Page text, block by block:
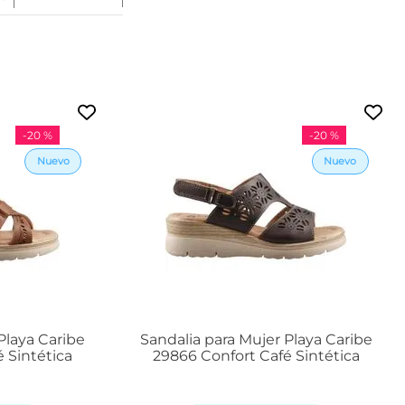
4
2
5
2
7
-20 %
Caribe
Sintética
-20 %
Sandalia para Mujer Playa Caribe
29866 Confort Café Sintética